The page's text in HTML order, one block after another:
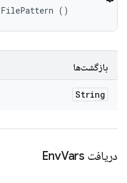
()
بازگشت‌ها
String
دریافت Env Vars